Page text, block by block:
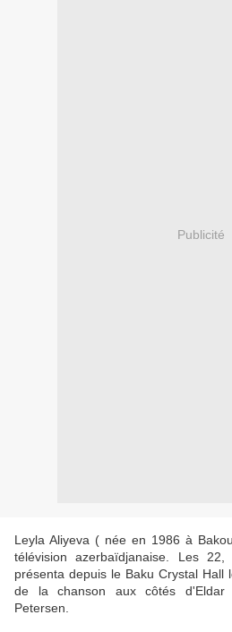
Publicité
Leyla Aliyeva ( née en 1986 à
télévision azerbaïdjanaise. Les
présenta depuis le Baku Crystal Hall
de la chanson aux côtés d'Eldar
Petersen.